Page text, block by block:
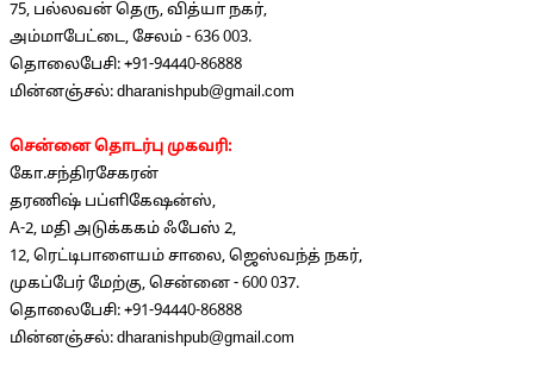
75, பல்லவன் தெரு, வித்யா நகர்,
அம்மாபேட்டை, சேலம் - 636 003.
தொலைபேசி: +91-94440-86888
மின்னஞ்சல்:dharanishpub@gmail.com
சென்னை தொடர்பு முகவரி:
கோ.சந்திரசேகரன்
தரணிஷ் பப்ளிகேஷன்ஸ்,
A-2, மதி அடுக்ககம் ஃபேஸ் 2,
12, ரெட்டிபாளையம் சாலை, ஜெஸ்வந்த் நகர்,
முகப்பேர் மேற்கு, சென்னை - 600 037.
தொலைபேசி: +91-94440-86888
மின்னஞ்சல்:dharanishpub@gmail.com